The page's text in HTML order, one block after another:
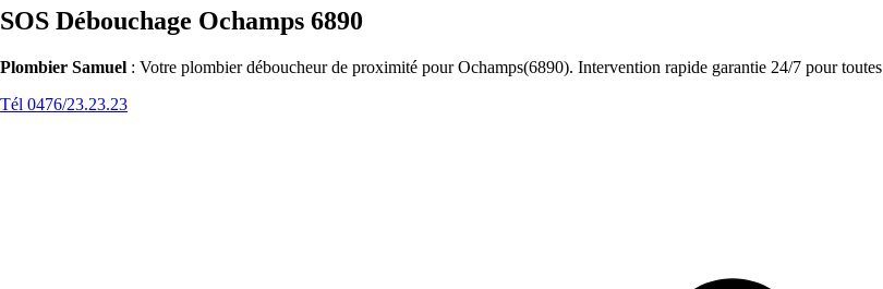
SOS Débouchage Ochamps 6890
Plombier Samuel : Votre plombier déboucheur de proximité pour Ochamps(6890). Intervention rapide garantie 24/7 pour toutes
Tél 0476/23.23.23